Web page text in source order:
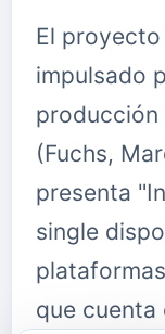
El
impulsado
producción
(Fuchs,
presenta
single
que